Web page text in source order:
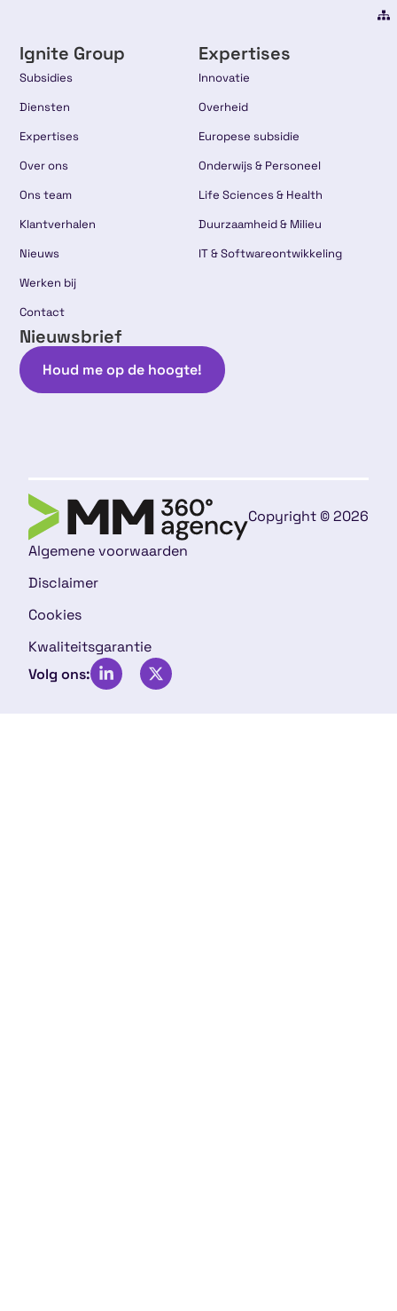
Ignite Group
Subsidies
Diensten
Expertises
Over ons
Ons team
Klantverhalen
Nieuws
Werken bij
Contact
Expertises
Innovatie
Overheid
Europese subsidie
Onderwijs & Personeel
Life Sciences & Health
Duurzaamheid & Milieu
IT & Softwareontwikkeling
Nieuwsbrief
Houd me op de hoogte!
Copyright © 2026
Algemene voorwaarden
Disclaimer
Cookies
Kwaliteitsgarantie
Volg ons: